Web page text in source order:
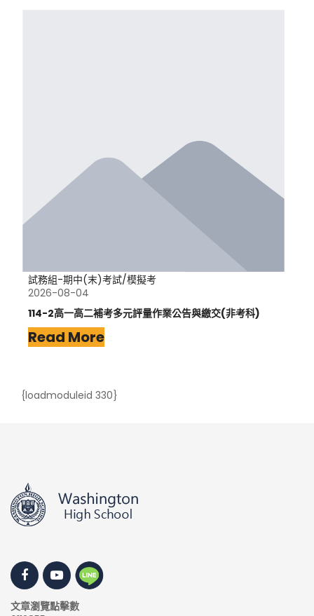
試務組-期中(末)考試/模擬考
2026-08-04
114-2高一高二補考多元評量作業公告與繳交(非考科)
Read More
{loadmoduleid 330}
文章瀏覽點擊數